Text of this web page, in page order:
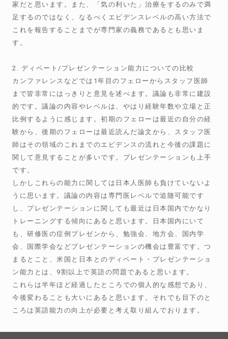
家だと思います。また、「気の利いた」治療をするのみで満
足するのではなく、なるべくエビデンスレベルの高い方法で
これを報告することまでが専門家の義務であるとも思いま
す。
2. ディベート/プレゼンテーション能力についての比較
カンファレンスなどでは1年目のフェローからスタッフ医師
まで皆非常にはっきりと意見を述べます。議論も非常に建設
的です。議論の内容やレベルは、やはり経験年数や立場と正
比例するように感じます。初期のフェローは最近の自分の経
験から、後期のフェローは最近読んだ論文から、スタッフ医
師はその領域のこれまでのエビデンスの流れと今後の課題に
関して意見することが多いです。プレゼンテーションも上手
です。
しかしこれらの能力に関しては日本人医師も負けていないよ
うに思います。議論の内容は専門医レベルで追随可能です
し、プレゼンテーションに関しても最近は日本国内でかなり
トレーニングする傾向にあると思います。日本国内にいて
も、研修医の症例プレゼンから、勉強会、地方会、国内学
会、国際学会などプレゼンテーションの機会は豊富です。つ
まるとこと、米国と日本とのディベート・プレゼンテーショ
ン能力とは、9割以上で英語の問題であると思います。
これらは半年ほど経過したところでの個人的な感想であり、
今後変わることも大いにあると思います。それでも目下のと
ころは英語能力の向上が必要と考え取り組んでおります。